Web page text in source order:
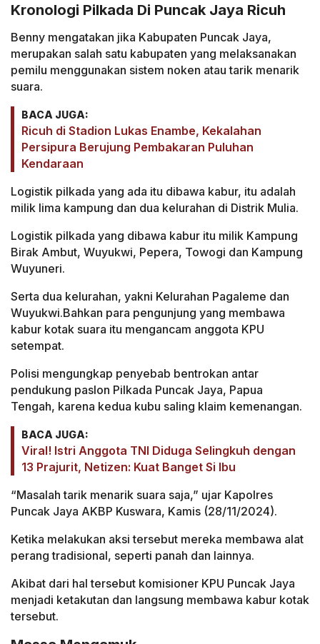
Kronologi Pilkada Di Puncak Jaya Ricuh
Benny mengatakan jika Kabupaten Puncak Jaya,
merupakan salah satu kabupaten yang melaksanakan
pemilu menggunakan sistem noken atau tarik menarik
suara.
BACA JUGA:
Ricuh di Stadion Lukas Enambe, Kekalahan
Persipura Berujung Pembakaran Puluhan
Kendaraan
Logistik pilkada yang ada itu dibawa kabur, itu adalah
milik lima kampung dan dua kelurahan di Distrik Mulia.
Logistik pilkada yang dibawa kabur itu milik Kampung
Birak Ambut, Wuyukwi, Pepera, Towogi dan Kampung
Wuyuneri.
Serta dua kelurahan, yakni Kelurahan Pagaleme dan
Wuyukwi.Bahkan para pengunjung yang membawa
kabur kotak suara itu mengancam anggota KPU
setempat.
Polisi mengungkap penyebab bentrokan antar
pendukung paslon Pilkada Puncak Jaya, Papua
Tengah, karena kedua kubu saling klaim kemenangan.
BACA JUGA:
Viral! Istri Anggota TNI Diduga Selingkuh dengan
13 Prajurit, Netizen: Kuat Banget Si Ibu
“Masalah tarik menarik suara saja,” ujar Kapolres
Puncak Jaya AKBP Kuswara, Kamis (28/11/2024).
Ketika melakukan aksi tersebut mereka membawa alat
perang tradisional, seperti panah dan lainnya.
Akibat dari hal tersebut komisioner KPU Puncak Jaya
menjadi ketakutan dan langsung membawa kabur kotak
tersebut.